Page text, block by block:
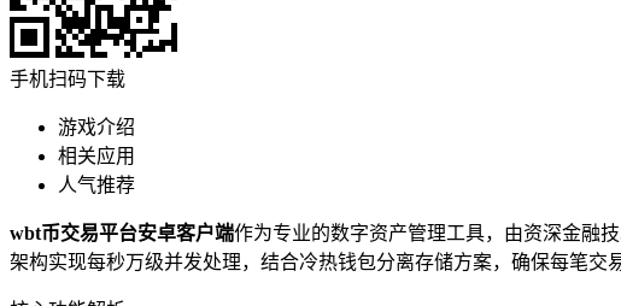
手机扫码下载
游戏介绍
相关应用
人气推荐
wbt币交易平台安卓客户端作为专业的数字资产管理工具，由资深金融
架构实现每秒万级并发处理，结合冷热钱包分离存储方案，确保每笔交